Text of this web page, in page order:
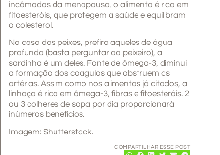
incômodos da menopausa, o alimento é rico em
fitoesteróis, que protegem a saúde e equilibram
o colesterol.
No caso dos peixes, prefira aqueles de água
profunda (basta perguntar ao peixeiro), a
sardinha é um deles. Fonte de ômega-3, diminui
a formação dos coágulos que obstruem as
artérias. Assim como nos alimentos já citados, a
linhaça é rica em ômega-3, fibras e fitoesteróis. 2
ou 3 colheres de sopa por dia proporcionará
inúmeros benefícios.
Imagem: Shutterstock.
COMPARTILHAR ESSE POST